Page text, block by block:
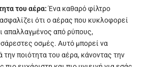
του αέρα:Ένα καθαρό φίλτρο
ότι ο αέρας που κυκλοφορεί
απαλλαγμένος από ρύπους,
οσμές. Αυτό μπορεί να
την ποιότητα του αέρα, κάνοντας την